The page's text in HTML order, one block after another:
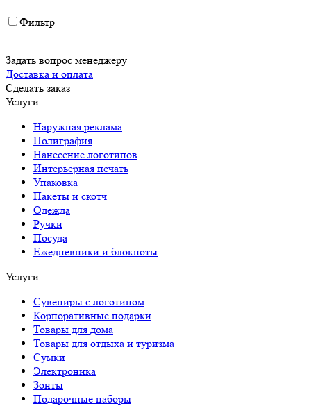
Фильтр
Задать вопрос менеджеру
Доставка и оплата
Сделать заказ
Услуги
Наружная реклама
Полиграфия
Нанесение логотипов
Интерьерная печать
Упаковка
Пакеты и скотч
Одежда
Ручки
Посуда
Ежедневники и блокноты
Услуги
Сувениры с логотипом
Корпоративные подарки
Товары для дома
Товары для отдыха и туризма
Сумки
Электроника
Зонты
Подарочные наборы